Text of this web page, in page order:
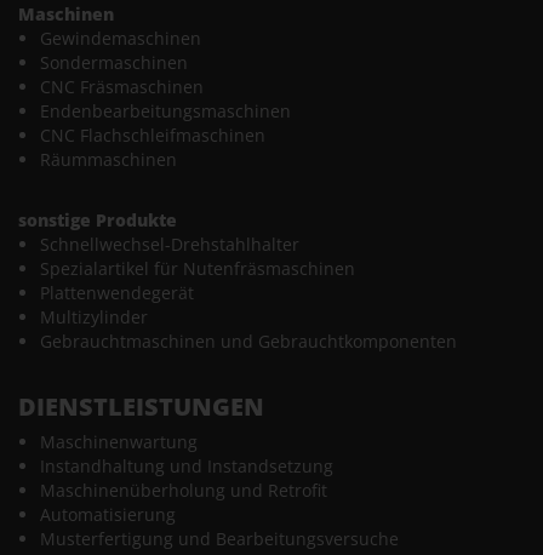
Maschinen
Gewindemaschinen
Sondermaschinen
CNC Fräsmaschinen
Endenbearbeitungsmaschinen
CNC Flachschleifmaschinen
Räummaschinen
sonstige Produkte
Schnellwechsel-Drehstahlhalter
Spezialartikel für Nutenfräsmaschinen
Plattenwendegerät
Multizylinder
Gebrauchtmaschinen und Gebrauchtkomponenten
DIENSTLEISTUNGEN
Maschinenwartung
Instandhaltung und Instandsetzung
Maschinenüberholung und Retrofit
Automatisierung
Musterfertigung und Bearbeitungsversuche